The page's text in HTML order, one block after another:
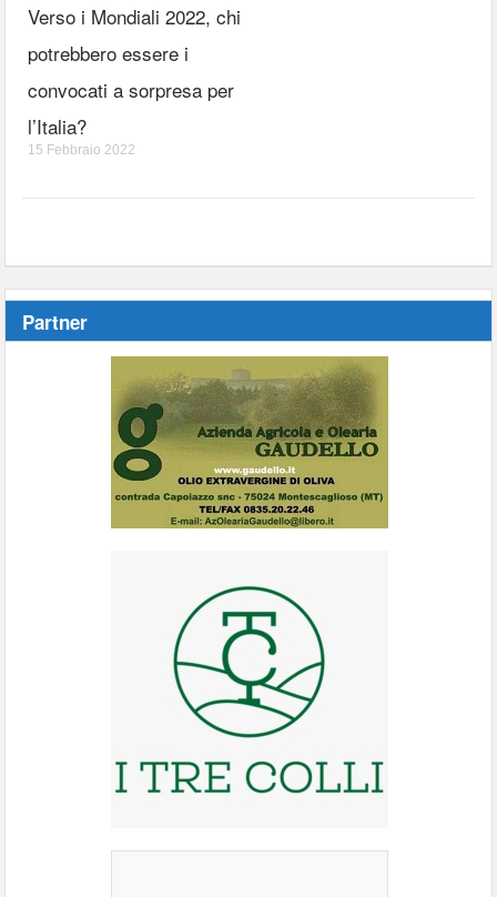
Verso i Mondiali 2022, chi
potrebbero essere i
convocati a sorpresa per
l’Italia?
15 Febbraio 2022
Partner